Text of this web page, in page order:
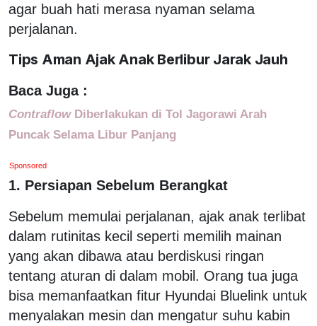
agar buah hati merasa nyaman selama
perjalanan.
Tips Aman Ajak Anak Berlibur Jarak Jauh
Baca Juga :
ContraflowDiberlakukan di Tol Jagorawi Arah
Puncak Selama Libur Panjang
Sponsored
1. Persiapan Sebelum Berangkat
Sebelum memulai perjalanan, ajak anak terlibat
dalam rutinitas kecil seperti memilih mainan
yang akan dibawa atau berdiskusi ringan
tentang aturan di dalam mobil. Orang tua juga
bisa memanfaatkan fitur Hyundai Bluelink untuk
menyalakan mesin dan mengatur suhu kabin